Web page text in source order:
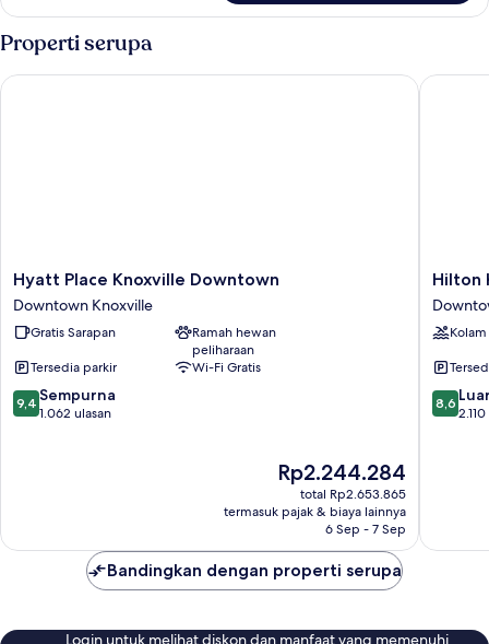
Kamar
Ekonomi,
1
Tempat
Tidur
Properti serupa
Hyatt
Place
Knoxville
Downtown
Knoxville
Hyatt Place Knoxville Downtown
Downtown Knoxville
Gratis Sarapan
Ramah hewan
peliharaan
Tersedia parkir
Wi-Fi Gratis
9.4
dari
9,4 Sempurna
1.062 ulasan
Harga
sekarang
Rp2.244.284
Rp2.244.284
total Rp2.653.865
termasuk pajak & biaya lainnya
6 Sep - 7 Sep
Hyatt Place Knoxville Downtown
Hilton
Hilton
8.6
dari
8,6
Hilton
Bandingkan dengan properti serupa
Login untuk melihat diskon dan manfaat yang memenuhi